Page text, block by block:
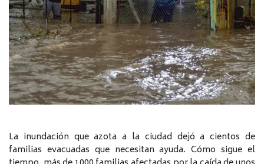
La inundación que azota a la ciudad dejó a cientos de
familias evacuadas que necesitan ayuda. Cómo sigue el